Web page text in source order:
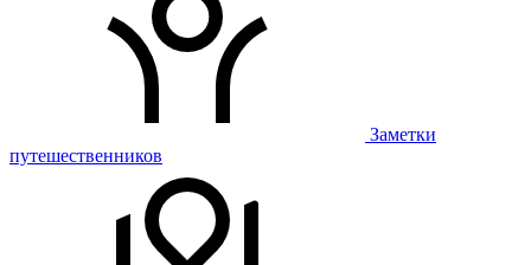
Заметки
путешественников